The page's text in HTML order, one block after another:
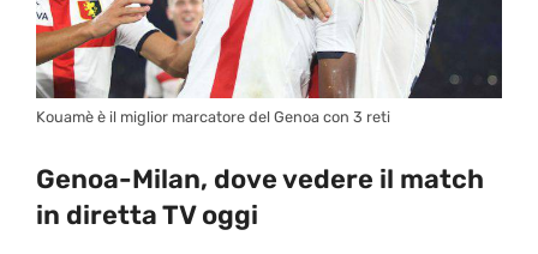
Kouamè è il miglior marcatore del Genoa con 3 reti
Genoa-Milan, dove vedere il match
in diretta TV oggi